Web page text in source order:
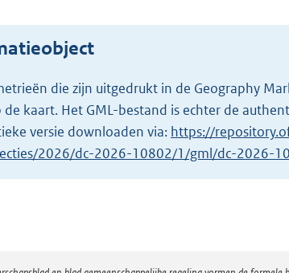
die zijn uitgedrukt in de Geography
kaart. Het GML-bestand is echter de
versie downloaden via: https://
2026/dc-2026-10802/1/gml/dc-2026-